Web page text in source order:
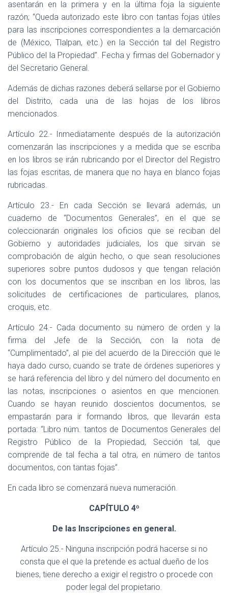
asentarán en la primera y en la última foja la siguiente
razón; “Queda autorizado este libro con tantas fojas útiles
para las inscripciones correspondientes a la demarcación
de (México, Tlalpan, etc.) en la Sección tal del Registro
Público del la Propiedad”. Fecha y firmas del Gobernador y
del Secretario General.
Además de dichas razones deberá sellarse por el Gobierno
del Distrito, cada una de las hojas de los libros
mencionados.
Artículo 22.- Inmediatamente después de la autorización
comenzarán las inscripciones y a medida que se escriba
en los libros se irán rubricando por el Director del Registro
las fojas escritas, de manera que no haya en blanco fojas
rubricadas.
Artículo 23.- En cada Sección se llevará además, un
cuaderno de “Documentos Generales”, en el que se
coleccionarán originales los oficios que se reciban del
Gobierno y autoridades judiciales, los que sirvan se
comprobación de algún hecho, o que sean resoluciones
superiores sobre puntos dudosos y que tengan relación
con los documentos que se inscriban en los libros, las
solicitudes de certificaciones de particulares, planos,
croquis, etc.
Artículo 24.- Cada documento su número de orden y la
firma del Jefe de la Sección, con la nota de
“Cumplimentado”, al pie del acuerdo de la Dirección que le
haya dado curso, cuando se trate de órdenes superiores y
se hará referencia del libro y del número del documento en
las notas, inscripciones o asientos en que mencionen.
Cuando se hayan reunido doscientos documentos, se
empastarán para ir formando libros, que llevarán esta
portada: “Libro núm. tantos de Documentos Generales del
Registro Público de la Propiedad, Sección tal, que
comprende de tal fecha a tal otra, en número de tantos
documentos, con tantas fojas”.
En cada libro se comenzará nueva numeración.
CAPÍTULO 4º
De las Inscripciones en general.
Artículo 25.- Ninguna inscripción podrá hacerse si no
consta que el que la pretende es actual dueño de los
bienes, tiene derecho a exigir el registro o procede con
poder legal del propietario.